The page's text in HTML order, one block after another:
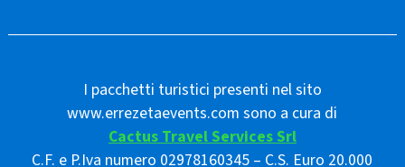
I pacchetti turistici presenti nel sito
www.errezetaevents.com sono a cura di
Cactus Travel Services Srl
C.F. e P.Iva numero 02978160345 – C.S. Euro 20.000